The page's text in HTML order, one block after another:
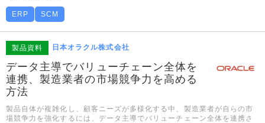
ERP SCM
製品資料 日本オラクル株式会社
データ主導でバリューチェーン全体を
連携、製造業者の市場競争力を高める
方法
製品自体が複雑化し、顧客ニーズが多様化する中、製造業者が自らの市
場競争力を強化するには、データ主導でバリューチェーン全体を連携さ